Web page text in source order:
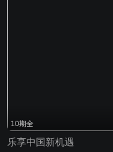
10期全
乐享中国新机遇